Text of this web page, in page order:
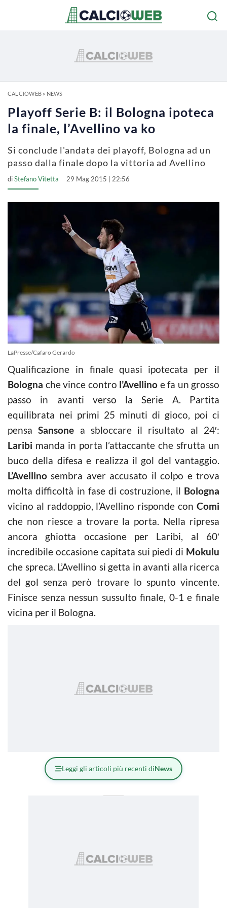
CALCIOWEB» NEWS
Playoff Serie B: il Bologna ipoteca
la finale, l’Avellino va ko
Si conclude l'andata dei playoff, Bologna ad un
passo dalla finale dopo la vittoria ad Avellino
diStefano Vitetta 29 Mag 2015 | 22:56
LaPresse/Cafaro Gerardo
Qualificazione in finale quasi ipotecata per il
Bologna che vince contro l’Avellino e fa un grosso
passo in avanti verso la Serie A. Partita
equilibrata nei primi 25 minuti di gioco, poi ci
pensaSansone a sbloccare il risultato al 24′:
Laribi manda in porta l’attaccante che sfrutta un
buco della difesa e realizza il gol del vantaggio.
L’Avellino sembra aver accusato il colpo e trova
molta difficoltà in fase di costruzione, il Bologna
vicino al raddoppio, l’Avellino risponde con Comi
che non riesce a trovare la porta. Nella ripresa
ancora ghiotta occasione per Laribi, al 60′
incredibile occasione capitata sui piedi di Mokulu
che spreca. L’Avellino si getta in avanti alla ricerca
del gol senza però trovare lo spunto vincente.
Finisce senza nessun sussulto finale, 0-1 e finale
vicina per il Bologna.
Leggi gli articoli più recenti diNews